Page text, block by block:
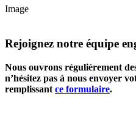
Image
Rejoignez notre équipe
Nous ouvrons régulièrement
n’hésitez pas à nous envoyer
remplissant ce formulaire.